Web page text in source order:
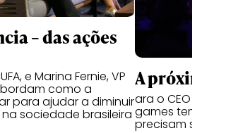
– das ações
e Marina Fernie, VP
como a
para ajudar a diminuir
sociedade brasileira
A próxima
ara o CEO da
games tem
precisam se